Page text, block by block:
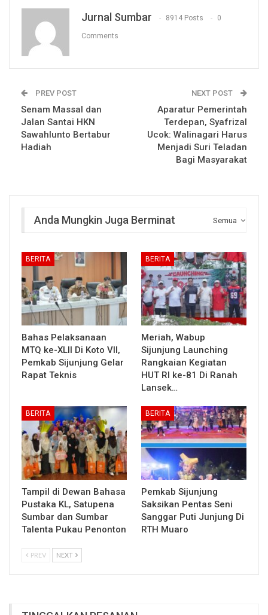
Jurnal Sumbar 8914 Posts 0
Comments
PREV POST
Senam Massal dan
Jalan Santai HKN
Sawahlunto Bertabur
Hadiah
NEXT POST
Aparatur Pemerintah
Terdepan, Syafrizal
Ucok: Walinagari Harus
Menjadi Suri Teladan
Bagi Masyarakat
Semua
Anda Mungkin Juga Berminat
BERITA
Bahas Pelaksanaan
MTQ ke-XLII Di Koto VII,
Pemkab Sijunjung Gelar
Rapat Teknis
BERITA
Meriah, Wabup
Sijunjung Launching
Rangkaian Kegiatan
HUT RI ke-81 Di Ranah
Lansek…
BERITA
Tampil di Dewan Bahasa
Pustaka KL, Satupena
Sumbar dan Sumbar
Talenta Pukau Penonton
BERITA
Pemkab Sijunjung
Saksikan Pentas Seni
Sanggar Puti Junjung Di
RTH Muaro
PREV NEXT